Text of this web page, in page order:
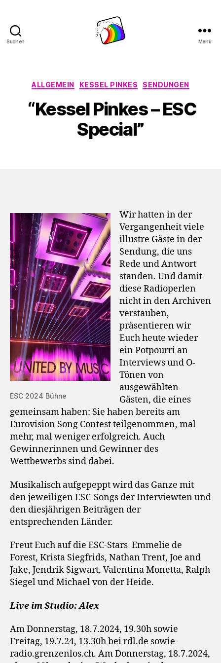
Suchen Menü
Kategorien
ALLGEMEIN KESSEL PINKES SENDUNGEN
“Kessel Pinkes – ESC
Special”
ESC 2024 Bühne
Wir hatten in der
Vergangenheit viele
illustre Gäste in der
Sendung, die uns
Rede und Antwort
standen. Und damit
diese Radioperlen
nicht in den Archiven
verstauben,
präsentieren wir
Euch heute wieder
ein Potpourri an
Interviews und O-
Tönen von
ausgewählten
Gästen, die eines
gemeinsam haben: Sie haben bereits am
Eurovision Song Contest teilgenommen, mal
mehr, mal weniger erfolgreich. Auch
Gewinnerinnen und Gewinner des
Wettbewerbs sind dabei.
Musikalisch aufgepeppt wird das Ganze mit
den jeweiligen ESC-Songs der Interviewten und
den diesjährigen Beiträgen der
entsprechenden Länder.
Freut Euch auf die ESC-Stars Emmelie de
Forest, Krista Siegfrids, Nathan Trent, Joe and
Jake, Jendrik Sigwart, Valentina Monetta, Ralph
Siegel und Michael von der Heide.
Live im Studio: Alex
Am Donnerstag, 18.7.2024, 19.30h sowie
Freitag, 19.7.24, 13.30h bei rdl.de sowie
radio.grenzenlos.ch. Am Donnerstag, 18.7.2024,